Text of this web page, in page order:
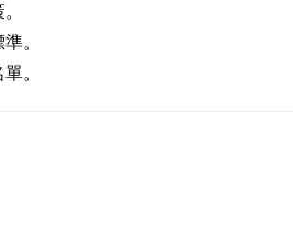
。
。